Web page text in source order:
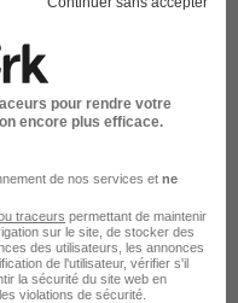
CDI
pour rendre votre
encore plus efficace.
de nos services et ne
traceurs permettant de maintenir
sur le site, de stocker des
des utilisateurs, les annonces
de l'utilisateur, vérifier s'il
la sécurité du site web en
violations de sécurité.